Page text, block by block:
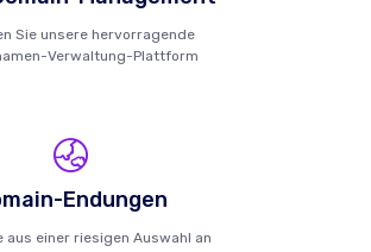
Sie unsere hervorragende
Verwaltung-Plattform
Endungen
aus einer riesigen Auswahl an